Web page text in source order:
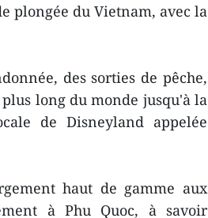
plongée du Vietnam, avec la
des sorties de pêche,
long du monde jusqu'à la
de Disneyland appelée
haut de gamme aux
à Phu Quoc, à savoir